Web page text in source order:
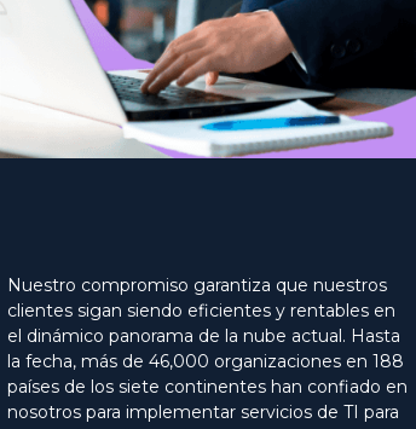
Nuestro compromiso garantiza que nuestros
clientes sigan siendo eficientes y rentables en
el dinámico panorama de la nube actual. Hasta
la fecha, más de 46,000 organizaciones en 188
países de los siete continentes han confiado en
nosotros para implementar servicios de TI para